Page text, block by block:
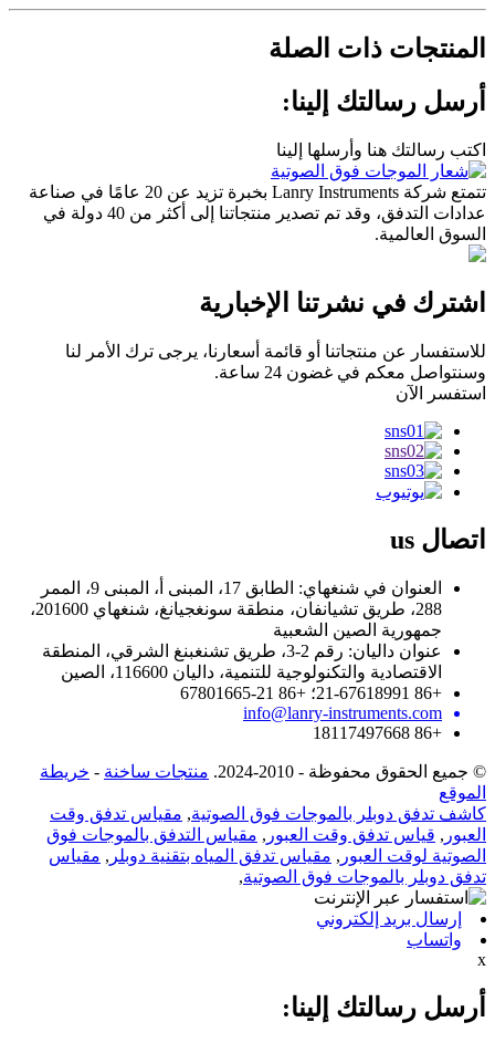
المنتجات ذات الصلة
أرسل رسالتك إلينا:
اكتب رسالتك هنا وأرسلها إلينا
تتمتع شركة Lanry Instruments بخبرة تزيد عن 20 عامًا في صناعة
عدادات التدفق، وقد تم تصدير منتجاتنا إلى أكثر من 40 دولة في
السوق العالمية.
اشترك في نشرتنا الإخبارية
للاستفسار عن منتجاتنا أو قائمة أسعارنا، يرجى ترك الأمر لنا
وسنتواصل معكم في غضون 24 ساعة.
استفسر الآن
اتصال
العنوان في شنغهاي: الطابق 17، المبنى أ، المبنى 9، الممر
288، طريق تشيانفان، منطقة سونغجيانغ، شنغهاي 201600،
جمهورية الصين الشعبية
عنوان داليان: رقم 2-3، طريق تشنغبنغ الشرقي، المنطقة
الاقتصادية والتكنولوجية للتنمية، داليان 116600، الصين
+86 21-67618991؛ +86 21-67801665
info@lanry-instruments.com
+86 18117497668
© جميع الحقوق محفوظة - 2010-2024. منتجات ساخنة - خريطة
الموقع
كاشف تدفق دوبلر بالموجات فوق الصوتية, مقياس تدفق وقت
العبور , قياس تدفق وقت العبور , مقياس التدفق بالموجات فوق
الصوتية لوقت العبور , مقياس تدفق المياه بتقنية دوبلر , مقياس
تدفق دوبلر بالموجات فوق الصوتية,
إرسال بريد إلكتروني
واتساب
x
أرسل رسالتك إلينا: